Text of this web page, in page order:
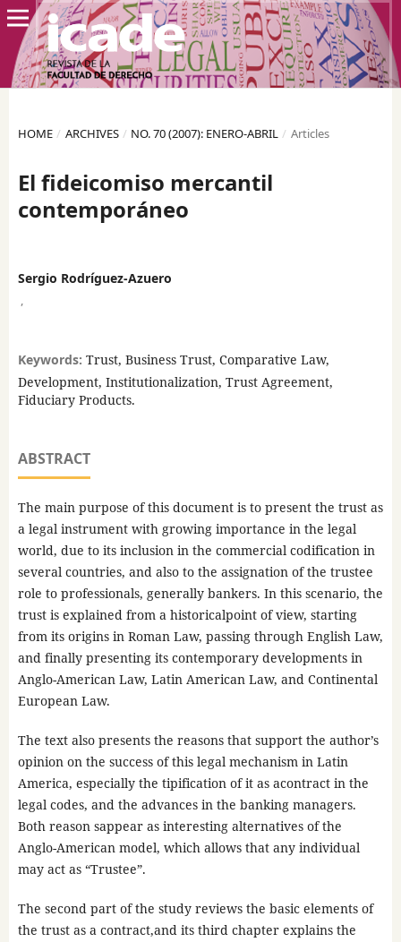
HOME / ARCHIVES / NO. 70 (2007): ENERO-ABRIL / Articles
El fideicomiso mercantil
contemporáneo
Sergio Rodríguez-Azuero
,
Keywords: Trust, Business Trust, Comparative Law,
Development, Institutionalization, Trust Agreement,
Fiduciary Products.
ABSTRACT
The main purpose of this document is to present the trust as
a legal instrument with growing importance in the legal
world, due to its inclusion in the commercial codification in
several countries, and also to the assignation of the trustee
role to professionals, generally bankers. In this scenario, the
trust is explained from a historicalpoint of view, starting
from its origins in Roman Law, passing through English Law,
and finally presenting its contemporary developments in
Anglo-American Law, Latin American Law, and Continental
European Law.
The text also presents the reasons that support the author’s
opinion on the success of this legal mechanism in Latin
America, especially the tipification of it as acontract in the
legal codes, and the advances in the banking managers.
Both reason sappear as interesting alternatives of the
Anglo-American model, which allows that any individual
may act as “Trustee”.
The second part of the study reviews the basic elements of
the trust as a contract,and its third chapter explains the